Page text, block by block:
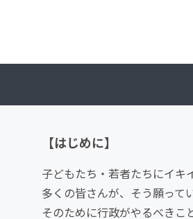
【はじめに】
子どもたち・若者たちにイキ
多くの皆さんが、そう願って
そのために行政がやるべきこ